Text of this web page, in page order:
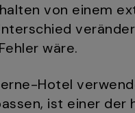
von einem
wäre.
Hotel
ist einer der